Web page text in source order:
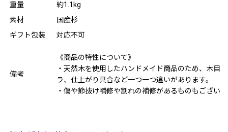
重量
約1.1kg
素材
国産杉
ギフト包装
対応不可
備考
《商品の特性について》
・天然木を使用したハンドメイド商品のため、木目
ラ、仕上がり具合など一つ一つ違いがあります。
・傷や節抜け補修や割れの補修があるものもござい